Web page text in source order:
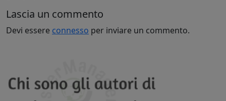
Lascia un commento
Devi essere connesso per inviare un commento.